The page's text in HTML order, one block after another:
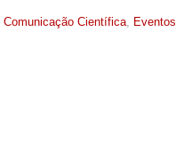
Comunicação Científica, Eventos